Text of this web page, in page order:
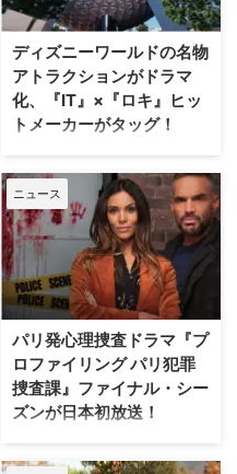
ディズニーワールドの名物
アトラクションがドラマ
化、『IT』×『ロキ』ヒッ
トメーカーがタッグ！
Disney+が、ウォルト・ディズニ
ー・ワールド（WDW）のパーク
EPCOTを代表する大人気アトラ
クションに着想を得たドラマ作品
『Spaceship Earth（原題）』の
パイロット版を発注した。 ディ
ズニーワールドのシンボルが実写
ドラマ化へ！ 製作を手掛けるの
は、映画『IT／イット “それ”が見
えたら、終わり。』の前日譚ドラ
マ『IT／イット ウェルカム・ト
ゥ・デリー “それ”が見えたら、終
わり。』で知られるジェイソン・
『ロキ』のマイケル・ウォルドロ
ニュース
パリ発心理捜査ドラマ『プ
ロファイリング パリ犯罪
捜査課』ファイナル・シー
ズンが日本初放送！
フランス発の大人気心理捜査ドラ
マ『プロファイリング パリ犯罪